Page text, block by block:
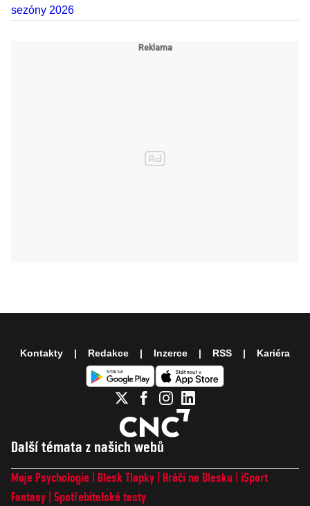
Další témata z našich webů
Moje Psychologie Blesk Tlapky Hráči na Blesku
iSport
Fantasy Spotřebitelské testy
Kontakty Redakce Inzerce RSS Kariéra